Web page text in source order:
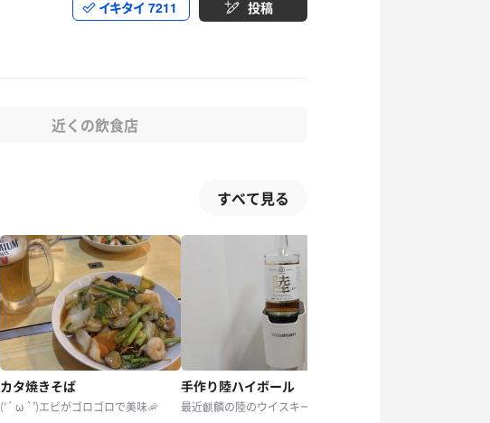
イキタイ 7211 投稿
近くの飲食店
すべて見る
カタ焼きそば
(‘´ ω `’)エビがゴロゴロで美味🦐
手作り陸ハイボール